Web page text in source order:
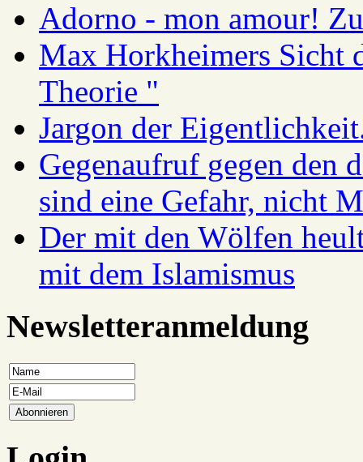
Adorno - mon amour!
Max Horkheimers Sicht
Theorie "
Jargon der
Gegenaufruf gegen den
sind eine Gefahr, nicht
Der mit den Wölfen
mit dem Islamismus
Newsletteranmeldung